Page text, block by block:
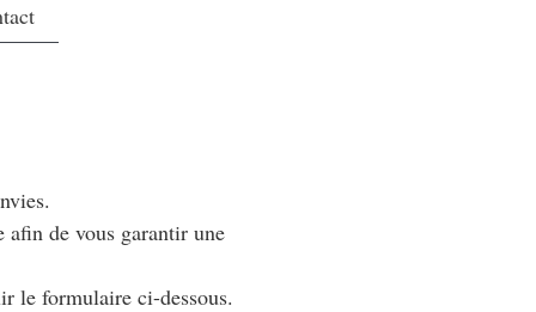
de vous garantir une
le formulaire ci-dessous.